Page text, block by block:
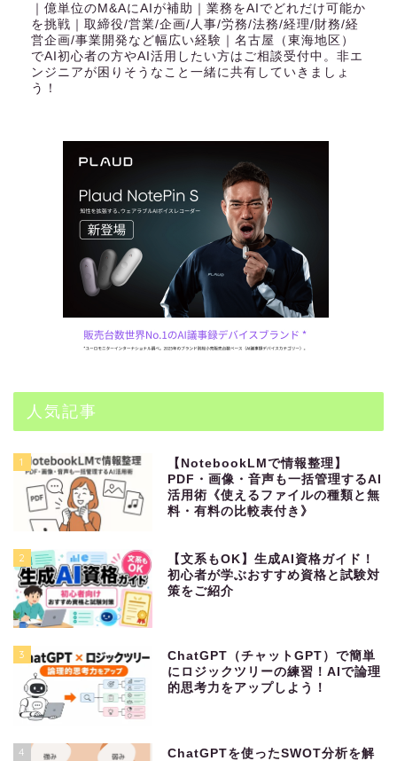
｜億単位のM&AにAIが補助｜業務をAIでどれだけ可能か
を挑戦｜取締役/営業/企画/人事/労務/法務/経理/財務/経
営企画/事業開発など幅広い経験｜名古屋（東海地区）
でAI初心者の方やAI活用したい方はご相談受付中。非エ
ンジニアが困りそうなこと一緒に共有していきましょ
う！
人気記事
1
【NotebookLMで情報整理】
PDF・画像・音声も一括管理するAI
活用術《使えるファイルの種類と無
料・有料の比較表付き》
2
【文系もOK】生成AI資格ガイド！
初心者が学ぶおすすめ資格と試験対
策をご紹介
3
ChatGPT（チャットGPT）で簡単
にロジックツリーの練習！AIで論理
的思考力をアップしよう！
4
ChatGPTを使ったSWOT分析を解